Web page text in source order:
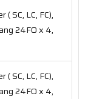
SC, LC, FC),
24FO x 4,
SC, LC, FC),
24FO x 4,